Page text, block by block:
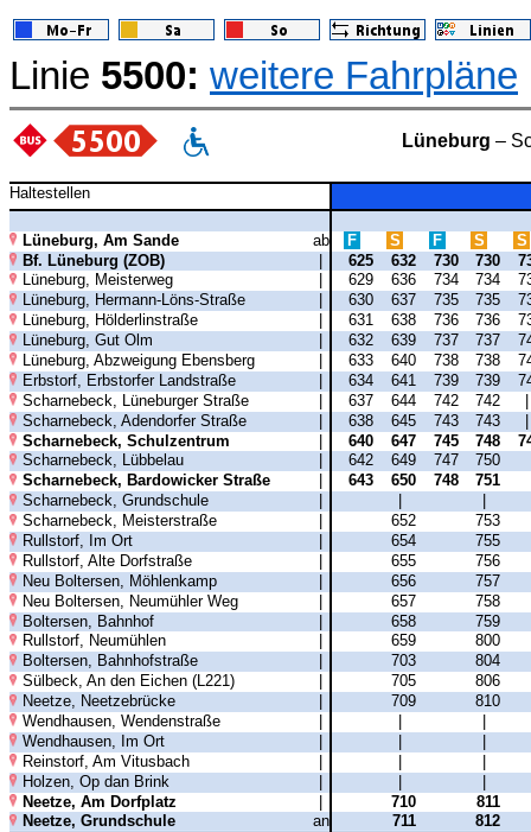
Linie 5500: weitere Fahrpläne
Lüneburg –
Haltestellen
Lüneburg, Am Sande ab F S F S
S
Bf. Lüneburg (ZOB)
| 625 632 730 730
Lüneburg, Meisterweg
629 636 734 734
Lüneburg, Hermann-Löns-Straße
630 637 735 735
Lüneburg, Hölderlinstraße
631 638 736 736
Lüneburg, Gut Olm
632 639 737 737
Lüneburg, Abzweigung Ebensberg
633 640 738 738
Erbstorf, Erbstorfer Landstraße
634 641 739 739
Scharnebeck, Lüneburger Straße
637 644 742 742
Scharnebeck, Adendorfer Straße
| 638 645 743 743
Scharnebeck, Schulzentrum
| 640 647 745 748
Scharnebeck, Lübbelau
642 649 747
750
Scharnebeck, Bardowicker Straße
643 650 748
751
Scharnebeck, Grundschule
Scharnebeck, Meisterstraße
652
753
Rullstorf, Im Ort
654
755
Rullstorf, Alte Dorfstraße
655
756
Neu Boltersen, Möhlenkamp
656
757
Neu Boltersen, Neumühler Weg
| 657
758
Boltersen, Bahnhof
| 658
759
Rullstorf, Neumühlen
659
800
Boltersen, Bahnhofstraße
703
804
Sülbeck, An den Eichen (L221)
705
806
Neetze, Neetzebrücke
709
810
Wendhausen, Wendenstraße
Wendhausen, Im Ort
Reinstorf, Am Vitusbach
Holzen, Op dan Brink
| |
|
Neetze, Am Dorfplatz
| 710
811
Neetze, Grundschule
an 711 812